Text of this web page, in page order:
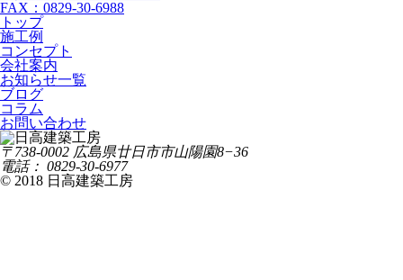
FAX：0829-30-6988
トップ
施工例
コンセプト
会社案内
お知らせ一覧
ブログ
コラム
お問い合わせ
〒738-0002 広島県廿日市市山陽園8−36
電話： 0829-30-6977
© 2018 日高建築工房